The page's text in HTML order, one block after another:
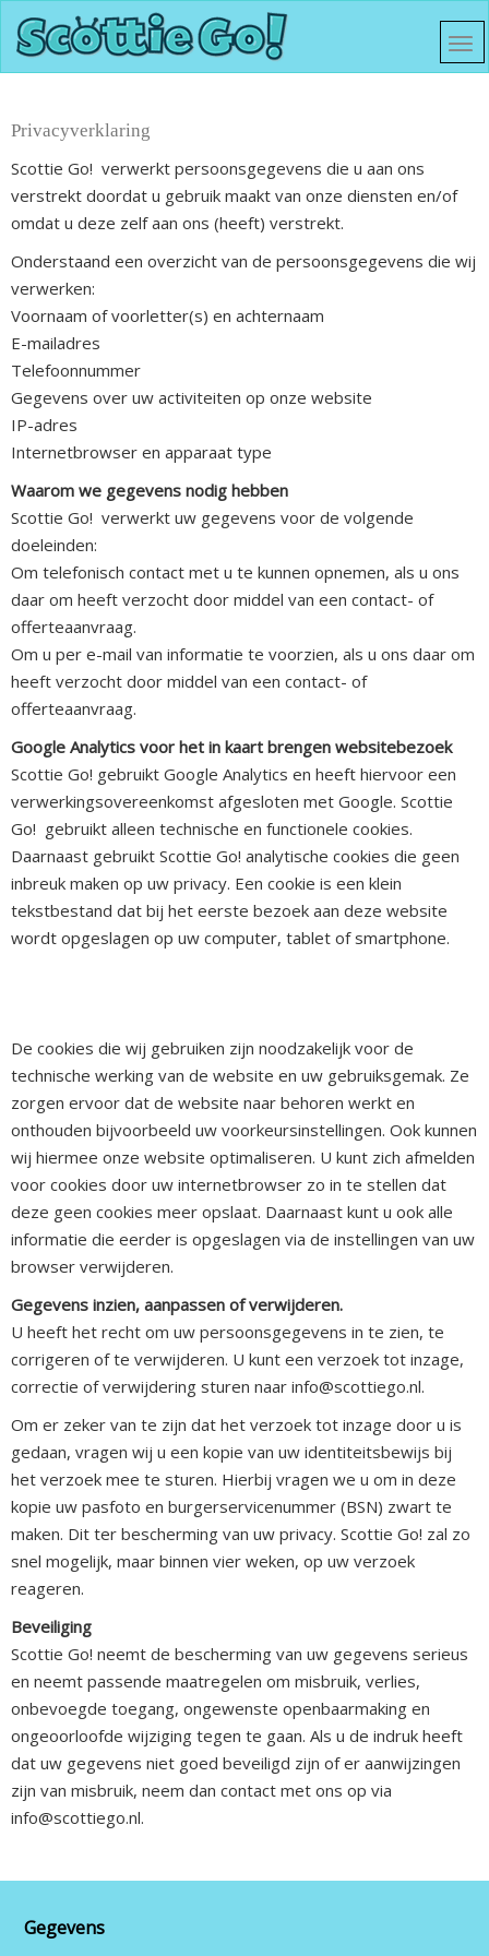
Privacyverklaring
Scottie Go! verwerkt persoonsgegevens die u aan ons
verstrekt doordat u gebruik maakt van onze diensten en/of
omdat u deze zelf aan ons (heeft) verstrekt.
Onderstaand een overzicht van de persoonsgegevens die wij
verwerken:
Voornaam of voorletter(s) en achternaam
E-mailadres
Telefoonnummer
Gegevens over uw activiteiten op onze website
IP-adres
Internetbrowser en apparaat type
Waarom we gegevens nodig hebben
Scottie Go! verwerkt uw gegevens voor de volgende
doeleinden:
Om telefonisch contact met u te kunnen opnemen, als u ons
daar om heeft verzocht door middel van een contact- of
offerteaanvraag.
Om u per e-mail van informatie te voorzien, als u ons daar om
heeft verzocht door middel van een contact- of
offerteaanvraag.
Google Analytics voor het in kaart brengen websitebezoek
Scottie Go! gebruikt Google Analytics en heeft hiervoor een
verwerkingsovereenkomst afgesloten met Google. Scottie
Go! gebruikt alleen technische en functionele cookies.
Daarnaast gebruikt Scottie Go! analytische cookies die geen
inbreuk maken op uw privacy. Een cookie is een klein
tekstbestand dat bij het eerste bezoek aan deze website
wordt opgeslagen op uw computer, tablet of smartphone.
De cookies die wij gebruiken zijn noodzakelijk voor de
technische werking van de website en uw gebruiksgemak. Ze
zorgen ervoor dat de website naar behoren werkt en
onthouden bijvoorbeeld uw voorkeursinstellingen. Ook kunnen
wij hiermee onze website optimaliseren. U kunt zich afmelden
voor cookies door uw internetbrowser zo in te stellen dat
deze geen cookies meer opslaat. Daarnaast kunt u ook alle
informatie die eerder is opgeslagen via de instellingen van uw
browser verwijderen.
Gegevens inzien, aanpassen of verwijderen.
U heeft het recht om uw persoonsgegevens in te zien, te
corrigeren of te verwijderen. U kunt een verzoek tot inzage,
correctie of verwijdering sturen naar info@scottiego.nl.
Om er zeker van te zijn dat het verzoek tot inzage door u is
gedaan, vragen wij u een kopie van uw identiteitsbewijs bij
het verzoek mee te sturen. Hierbij vragen we u om in deze
kopie uw pasfoto en burgerservicenummer (BSN) zwart te
maken. Dit ter bescherming van uw privacy. Scottie Go! zal zo
snel mogelijk, maar binnen vier weken, op uw verzoek
reageren.
Beveiliging
Scottie Go! neemt de bescherming van uw gegevens serieus
en neemt passende maatregelen om misbruik, verlies,
onbevoegde toegang, ongewenste openbaarmaking en
ongeoorloofde wijziging tegen te gaan. Als u de indruk heeft
dat uw gegevens niet goed beveiligd zijn of er aanwijzingen
zijn van misbruik, neem dan contact met ons op via
info@scottiego.nl.
Gegevens